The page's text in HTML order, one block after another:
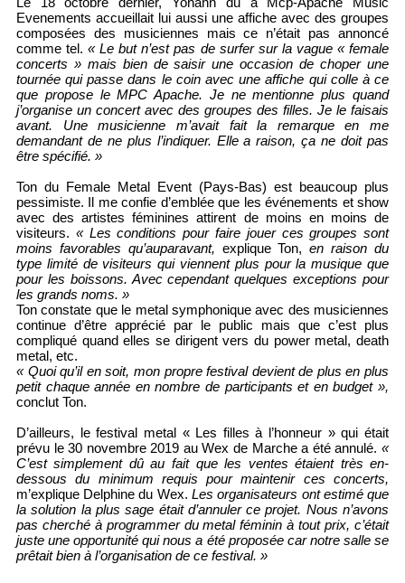
Evenements accueillait lui aussi une affiche avec des groupes
composées des musiciennes mais ce n’était pas annoncé
comme tel.« Le but n’est pas de surfer sur la vague « female
concerts » mais bien de saisir une occasion de choper une
tournée qui passe dans le coin avec une affiche qui colle à ce
que propose le MPC Apache. Je ne mentionne plus quand
j’organise un concert avec des groupes des filles. Je le faisais
avant. Une musicienne m’avait fait la remarque en me
demandant de ne plus l’indiquer. Elle a raison, ça ne doit pas
être spécifié. »
Ton du Female Metal Event (Pays-Bas) est beaucoup plus
pessimiste. Il me confie d’emblée que les événements et show
avec des artistes féminines attirent de moins en moins de
visiteurs. « Les conditions pour faire jouer ces groupes sont
moins favorables qu’auparavant, explique Ton,en raison du
type limité de visiteurs qui viennent plus pour la musique que
pour les boissons. Avec cependant quelques exceptions pour
les grands noms. »
Ton constate que le metal symphonique avec des musiciennes
continue d’être apprécié par le public mais que c’est plus
compliqué quand elles se dirigent vers du power metal, death
metal, etc.
« Quoi qu’il en soit, mon propre festival devient de plus en plus
petit chaque année en nombre de participants et en budget »,
conclut Ton.
D’ailleurs, le festival metal « Les filles à l’honneur » qui était
prévu le 30 novembre 2019 au Wex de Marche a été annulé.«
C’est simplement dû au fait que les ventes étaient très en-
dessous du minimum requis pour maintenir ces concerts,
m’explique Delphine du Wex. Les organisateurs ont estimé que
la solution la plus sage était d’annuler ce projet. Nous n’avons
pas cherché à programmer du metal féminin à tout prix, c’était
juste une opportunité qui nous a été proposée car notre salle se
prêtait bien à l’organisation de ce festival. »